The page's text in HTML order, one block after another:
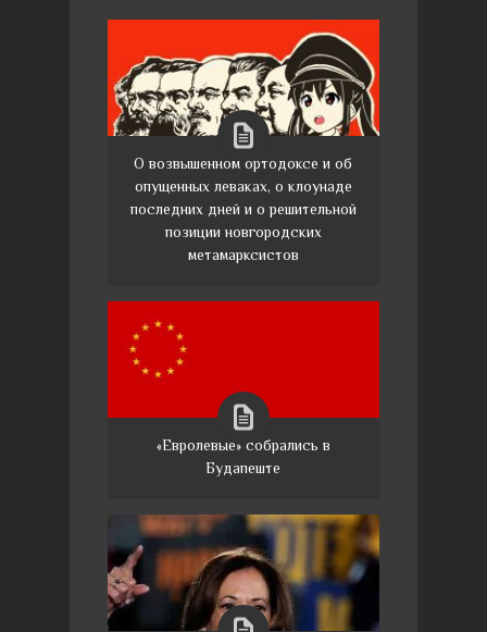
О возвышенном ортодоксе и об
опущенных леваках, о клоунаде
последних дней и о решительной
позиции новгородских
метамарксистов
«Евролевые» собрались в
Будапеште